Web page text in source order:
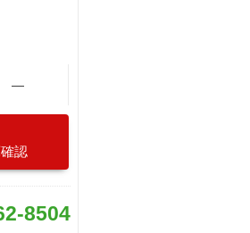
―
認
8504